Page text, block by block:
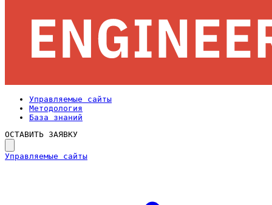
Управляемые сайты
Методология
База знаний
ОСТАВИТЬ ЗАЯВКУ
Управляемые сайты